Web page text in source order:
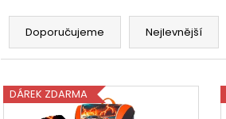
Ř
z
n
Doporučujeme Nejlevnější
V
ýDÁREK ZDARMA